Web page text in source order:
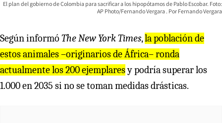
El plan del gobierno de Colombia para sacrificar a los hipopótamos de Pablo Escobar. Foto:
AP Photo/Fernando Vergara
Fernando Vergara
Según informó The New York Times,la población de
estos animales –originarios de África– ronda
actualmente los 200 ejemplaresy podría superar los
1.000 en 2035 si no se toman medidas drásticas.